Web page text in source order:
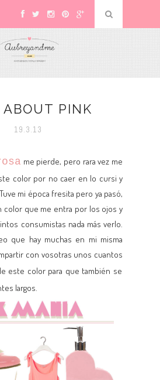
ABOUT PINK
19.3.13
me pierde, pero rara vez me
color por no caer en lo cursi y
mi época fresita pero ya pasó,
color que me entra por los ojos y
consumistas nada más verlo.
que hay muchas en mi misma
con vosotras unos cuantos
este color para que también se
largos.